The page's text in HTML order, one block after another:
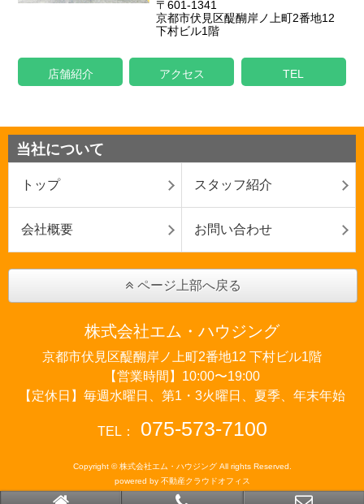
〒601-1341
京都市伏見区醍醐岸ノ上町2番地12
下村ビル1階
店舗紹介 アクセス TEL
当社について
トップ スタッフ紹介
会社概要 お問い合わせ
ページ上部へ戻る
株式会社エム・ハウジング
京都市伏見区醍醐岸ノ上町2番地12 下村ビル1階
【営業時間】10:00〜19:00
【定休日】毎週水曜日、第1・3火曜日、夏季、年末年始
TEL： 075-573-7100
Copyright © 株式会社エム・ハウジング All rights Reserved.
powered by 不動産クラウドオフィス